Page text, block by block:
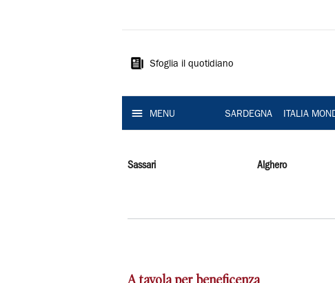
Sardegna
Sfoglia il quotidiano
MENU SARDEGNA ITALIA
Sassari Alghero
A tavola per beneficenza